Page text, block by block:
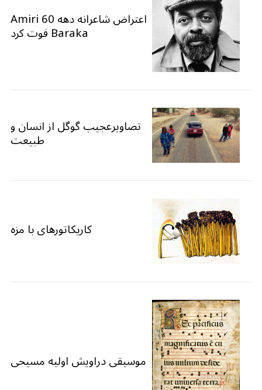
اعتراض شاعرانه دهه 60 Amiri
Baraka فوت کرد
تصاویرعجیب گوگل از انسان و
طبیعت
کاریکاتورهای با مزه
موسیقی دراویش اولیه مسیحی